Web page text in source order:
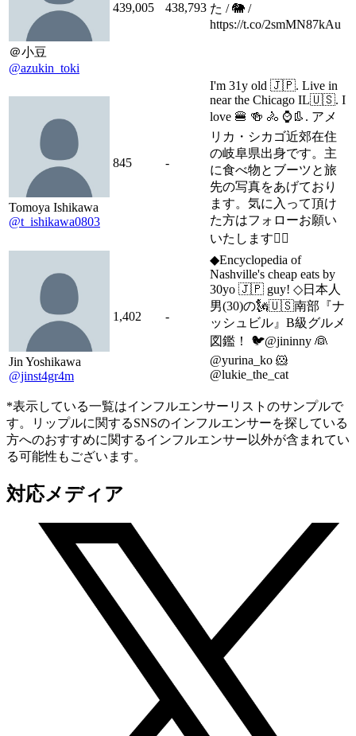
＠小豆
@azukin_toki
439,005 438,793 た / 🐘 /
https://t.co/2smMN87kAu
Tomoya Ishikawa
@t_ishikawa0803
845 -
I'm 31y old 🇯🇵. Live in
near the Chicago IL🇺🇸. I
love 🍔 🍻 🚴 ⌚️👢. アメ
リカ・シカゴ近郊在住
の岐阜県出身です。主
に食べ物とブーツと旅
先の写真をあげており
ます。気に入って頂け
た方はフォローお願い
いたします👍🏻
Jin Yoshikawa
@jinst4gr4m
1,402 -
◆Encyclopedia of
Nashville's cheap eats by
30yo 🇯🇵 guy! ◇日本人
男(30)の🗽🇺🇸南部『ナ
ッシュビル』B級グルメ
図鑑！ 🐦@jininny 👰
@yurina_ko 🐹
@lukie_the_cat
*表示している一覧はインフルエンサーリストのサンプルで
す。リップルに関するSNSのインフルエンサーを探している
方へのおすすめに関するインフルエンサー以外が含まれてい
る可能性もございます。
対応メディア